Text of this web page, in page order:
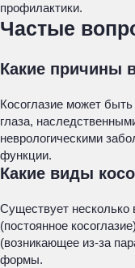
профилактики.
Частые
Какие причины
Косоглазие может
глаза,
неврологическими
функции.
Какие виды
Существует несколько
(постоянное
(возникающее из-за
формы.